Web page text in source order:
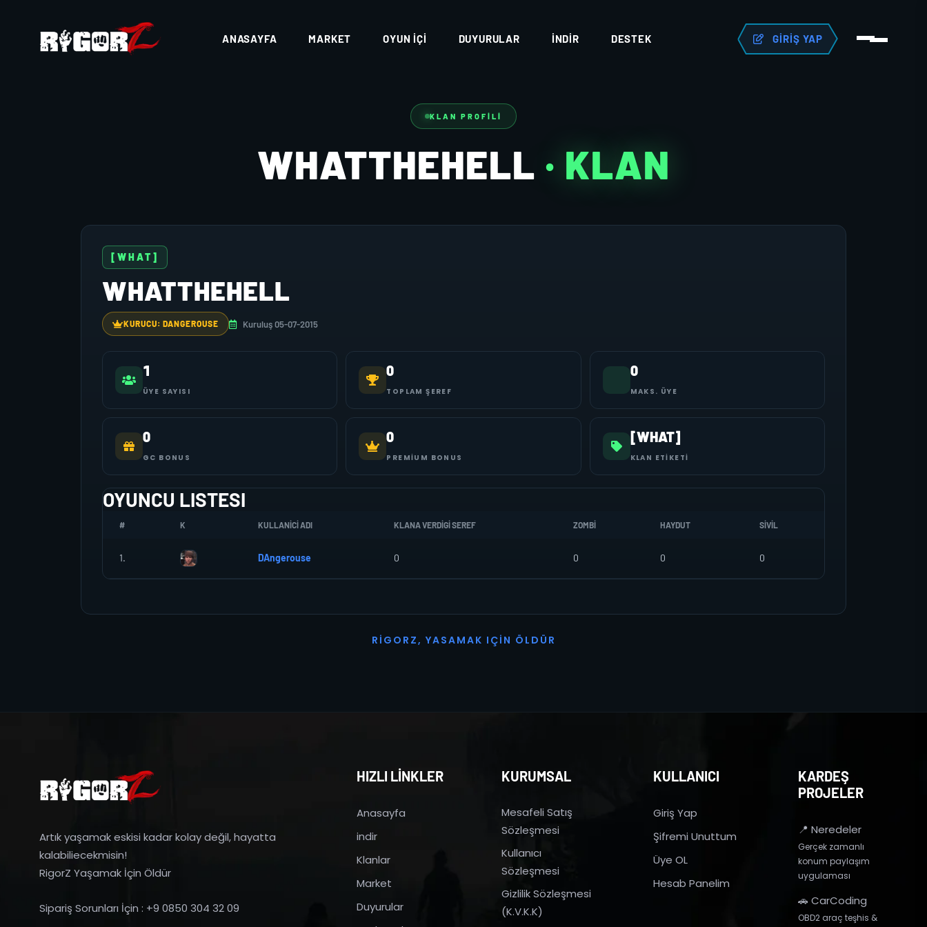
ANASAYFA MARKET OYUN İÇI DUYURULAR İNDIR DESTEK GIRIŞ YAP
KLAN PROFILI
WHATTHEHELL · KLAN
[WHAT]
WHATTHEHELL
KURUCU: DANGEROUSE Kuruluş 05-07-2015
1
ÜYE SAYISI
0
TOPLAM ŞEREF
0
MAKS. ÜYE
0
GC BONUS
0
PREMIUM BONUS
[WHAT]
KLAN ETIKETI
OYUNCU LISTESI
# K KULLANICI ADI KLANA VERDIGI SEREF ZOMBI HAYDUT SIVIL
1. DAngerouse 0 0 0 0
R I G O R Z, YASAMAK I ÇI N Ö L D Ü R
Artık yaşamak eskisi kadar kolay değil, hayatta
kalabiliecekmisin!
RigorZ Yaşamak İçin Öldür
Sipariş Sorunları İçin : +9 0850 304 32 09
HIZLI LİNKLER
Anasayfa
indir
Klanlar
Market
Duyurular
KURUMSAL
Mesafeli Satış
Sözleşmesi
Kullanıcı
Sözleşmesi
Gizlilik Sözleşmesi
(K.V.K.K)
KULLANICI
Giriş Yap
Şifremi Unuttum
Üye OL
Hesab Panelim
KARDEŞ
PROJELER
📍 Neredeler
Gerçek zamanlı
konum paylaşım
uygulaması
🚗 CarCoding
OBD2 araç teşhis &